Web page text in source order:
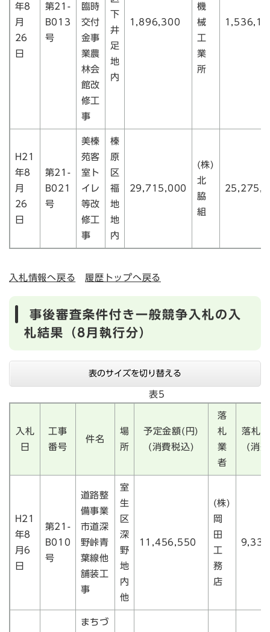
年8
月
26
日
第21-
B013
号
臨時
交付
金事
業農
林会
館改
修工
事
下
井
足
地
内
1,896,300
機
械
工
業
所
H21
年8
月
26
日
第21-
B021
号
美榛
苑客
室ト
イレ
等改
修工
事
榛
原
区
福
地
地
内
29,715,000
(株)
北
脇
組
入札情報へ戻る 履歴トップへ戻る
事後審査条件付き一般競争入札の入
札結果（8月執行分）
表のサイズを切り替える
表5
入札
日
工事
番号
件名
場
所
予定金額(円)
(消費税込)
落
札
業
者
落札
(消
H21
年8
月6
日
第21-
B010
号
道路整
備事業
市道深
野峠青
葉線他
舗装工
事
室
生
区
深
野
地
内
他
11,456,550
(株)
岡
田
工
務
店
まちづ